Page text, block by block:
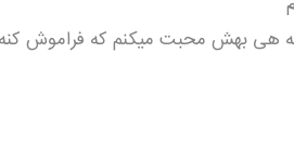
هی بهش محبت میکنم که فراموش